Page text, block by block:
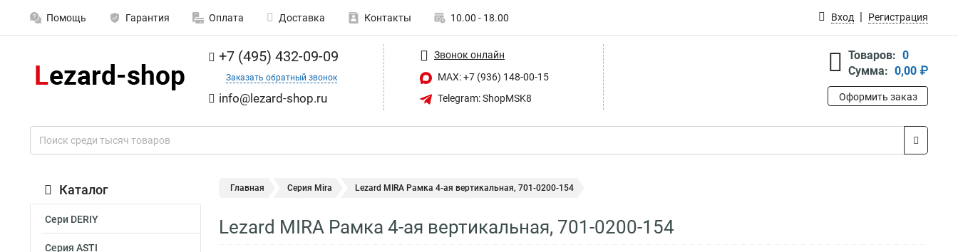
Помощь Гарантия Оплата Доставка Контакты 10.00 - 18.00 Вход Регистрация
+7 (495) 432-09-09
Заказать обратный звонок
info@lezard-shop.ru
Звонок онлайн
MAX: +7 (936) 148-00-15
Telegram: ShopMSK8
Товаров: 0
Сумма: 0,00 ₽
Оформить заказ
Каталог
Сери DERIY
Серия ASTI
Главная Серия Mira Lezard MIRA Рамка 4-ая вертикальная, 701-0200-154
Lezard MIRA Рамка 4-ая вертикальная, 701-0200-154